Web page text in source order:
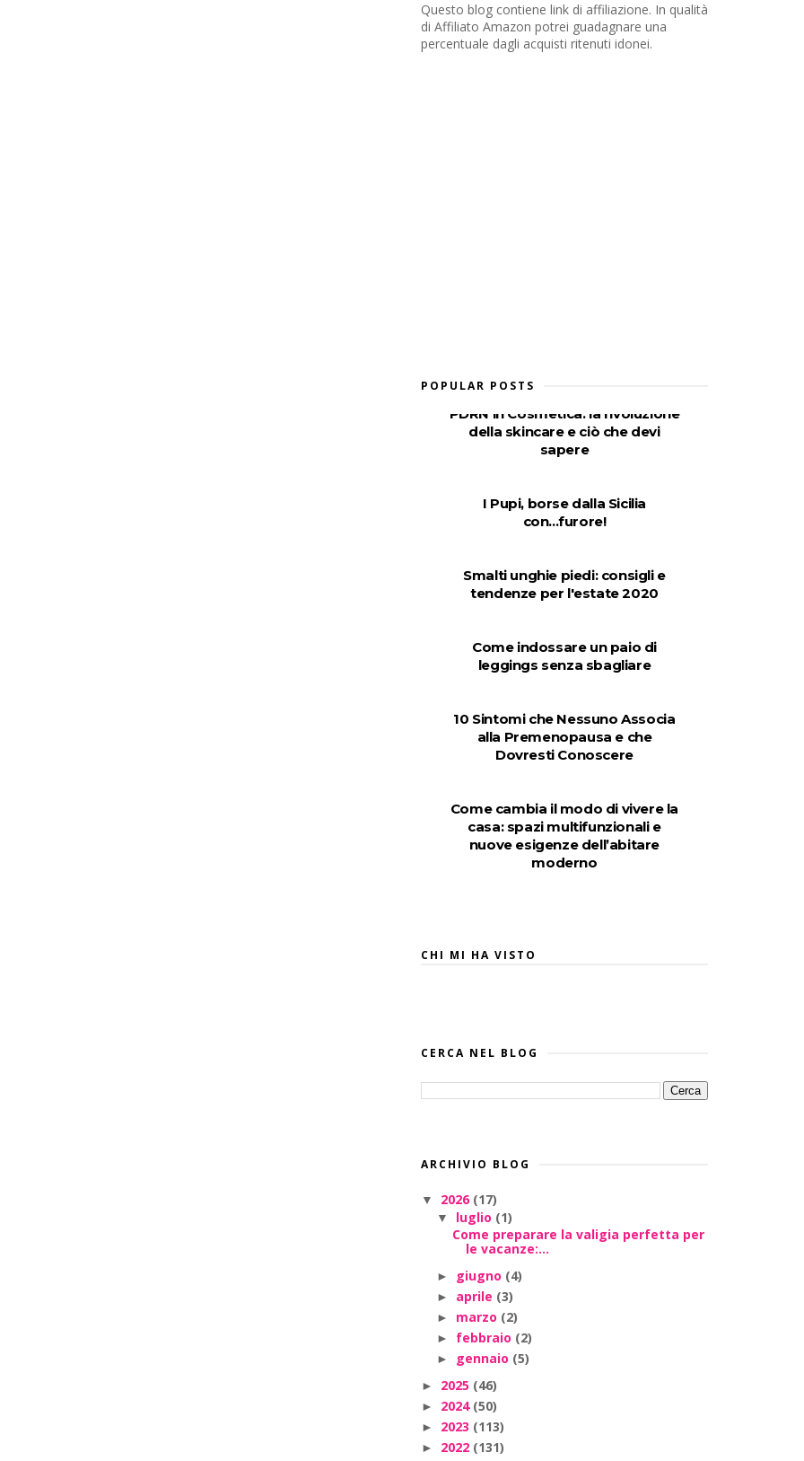
Questo blog contiene link di affiliazione. In qualità
di Affiliato Amazon potrei guadagnare una
percentuale dagli acquisti ritenuti idonei.
POPULAR POSTS
PDRN in Cosmetica: la rivoluzione
della skincare e ciò che devi
sapere
I Pupi, borse dalla Sicilia
con...furore!
Smalti unghie piedi: consigli e
tendenze per l'estate 2020
Come indossare un paio di
leggings senza sbagliare
10 Sintomi che Nessuno Associa
alla Premenopausa e che
Dovresti Conoscere
Come cambia il modo di vivere la
casa: spazi multifunzionali e
nuove esigenze dell’abitare
moderno
CHI MI HA VISTO
CERCA NEL BLOG
ARCHIVIO BLOG
▼ 2026 (17)
▼ luglio (1)
Come preparare la valigia perfetta per
le vacanze:...
► giugno (4)
► aprile (3)
► marzo (2)
► febbraio (2)
► gennaio (5)
► 2025 (46)
► 2024 (50)
► 2023 (113)
► 2022 (131)